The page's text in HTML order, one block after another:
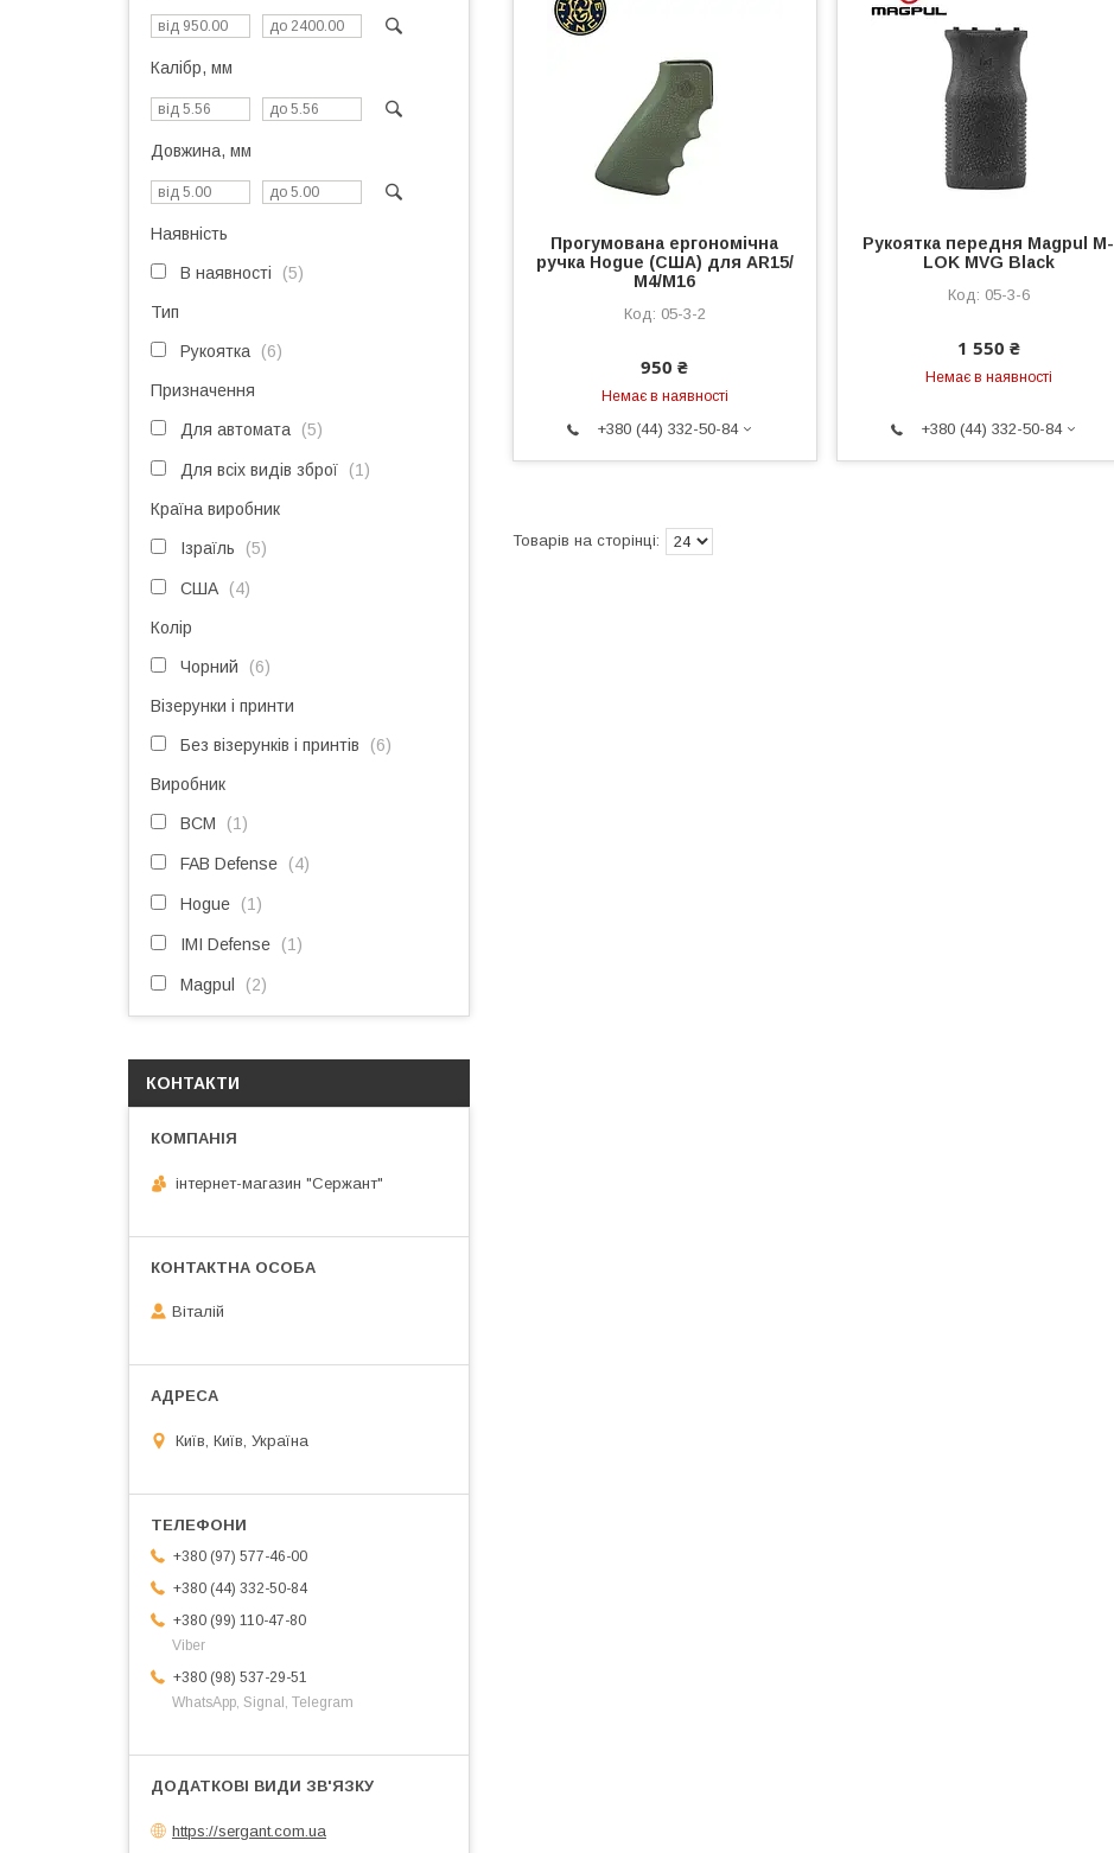
Прогумована ергономічна
ручка Hogue (США) для AR15/
М4/М16
05-3-2
950 ₴
Немає в наявності
+380 (44) 332-50-84
Рукоятка передня Magpul M-
LOK MVG Black
05-3-6
1 550 ₴
Немає в наявності
+380 (44) 332-50-84
Калібр, мм
Довжина, мм
Наявність
В наявності 5
Тип
Рукоятка 6
Призначення
Для автомата 5
Для всіх видів зброї 1
Країна виробник
Ізраїль 5
США 4
Колір
Чорний 6
Візерунки і принти
Без візерунків і принтів 6
Виробник
BCM 1
FAB Defense 4
Hogue 1
IMI Defense 1
Magpul 2
КОНТАКТИ
інтернет-магазин "Сержант"
Віталій
Київ, Київ, Україна
+380 (97) 577-46-00
+380 (44) 332-50-84
+380 (99) 110-47-80
Viber
+380 (98) 537-29-51
WhatsApp, Signal, Telegram
https://sergant.com.ua